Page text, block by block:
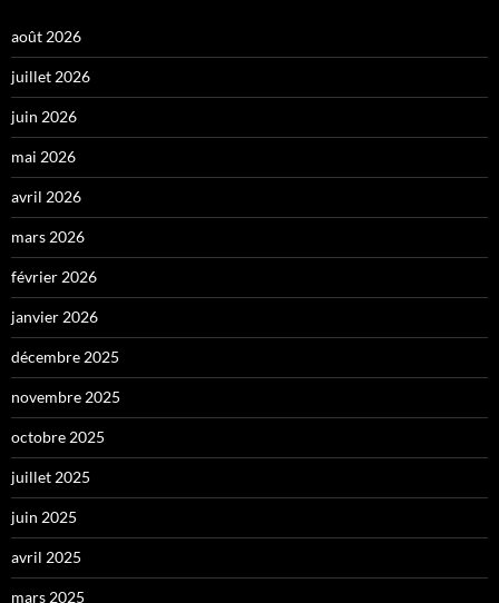
août 2026
juillet 2026
juin 2026
mai 2026
avril 2026
mars 2026
février 2026
janvier 2026
décembre 2025
novembre 2025
octobre 2025
juillet 2025
juin 2025
avril 2025
mars 2025